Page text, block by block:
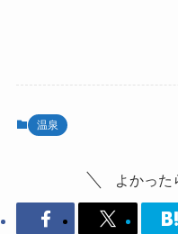
温泉
よかった